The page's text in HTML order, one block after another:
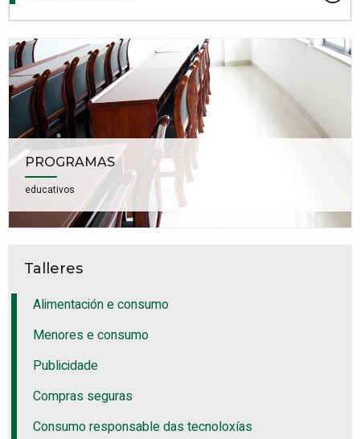
PROGRAMAS
educativos
Talleres
Alimentación e consumo
Menores e consumo
Publicidade
Compras seguras
Consumo responsable das tecnoloxías